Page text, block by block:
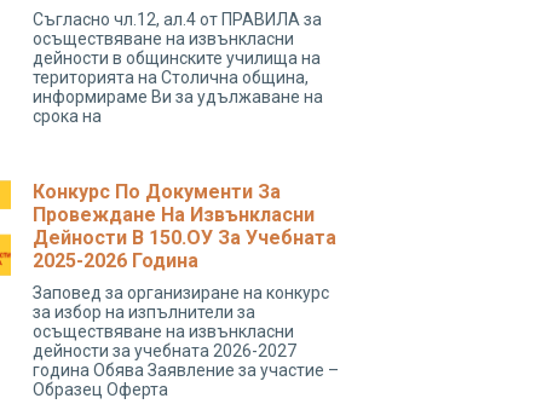
Съгласно чл.12, ал.4 от ПРАВИЛА за
осъществяване на извънкласни
дейности в общинските училища на
територията на Столична община,
информираме Ви за удължаване на
срока на
Конкурс По Документи За
Провеждане На Извънкласни
Дейности В 150.ОУ За Учебната
2025-2026 Година
Заповед за организиране на конкурс
за избор на изпълнители за
осъществяване на извънкласни
дейности за учебната 2026-2027
година Обява Заявление за участие –
Образец Оферта